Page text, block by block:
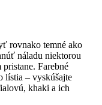
rovnako temné ako
náladu niektorou
Farebné
lístia – vyskúšajte
khaki a ich